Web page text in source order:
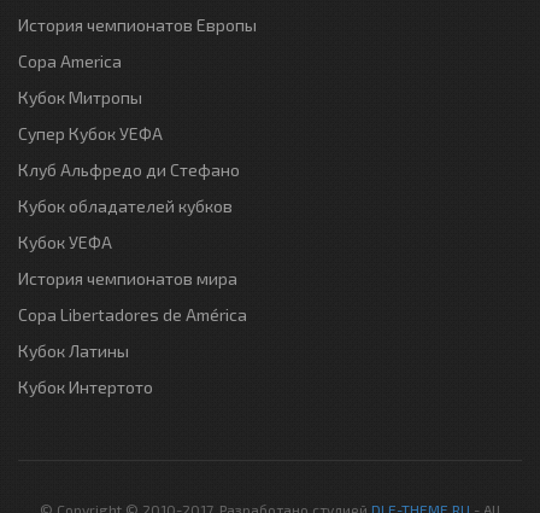
История чемпионатов Европы
Copa America
Кубок Митропы
Супер Кубок УЕФА
Клуб Альфредо ди Стефано
Кубок обладателей кубков
Кубок УЕФА
История чемпионатов мира
Copa Libertadores de América
Кубок Латины
Кубок Интертото
© Copyright © 2010-2017. Разработано студией DLE-THEME.RU - All